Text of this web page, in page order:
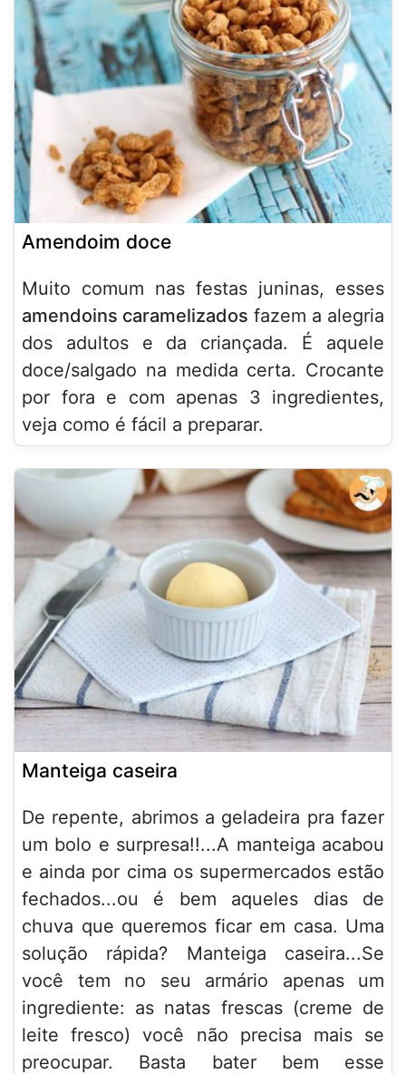
Amendoim doce
Muito comum nas festas juninas, esses
amendoins caramelizados fazem a alegria
dos adultos e da criançada. É aquele
doce/salgado na medida certa. Crocante
por fora e com apenas 3 ingredientes,
veja como é fácil a preparar.
Manteiga caseira
De repente, abrimos a geladeira pra fazer
um bolo e surpresa!!...A manteiga acabou
e ainda por cima os supermercados estão
fechados...ou é bem aqueles dias de
chuva que queremos ficar em casa. Uma
solução rápida? Manteiga caseira...Se
você tem no seu armário apenas um
ingrediente: as natas frescas (creme de
leite fresco) você não precisa mais se
preocupar. Basta bater bem esse